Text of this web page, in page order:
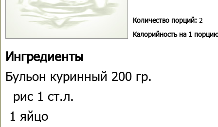
Количество порций: 2
Kалорийность на 1
Ингредиенты
Бульон куринный 200 гр.
рис 1 ст.л.
1 яйцо